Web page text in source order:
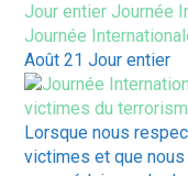
Jour entierJournée
Journée
Août 21Jour entier
Lorsque nous
victimes et que